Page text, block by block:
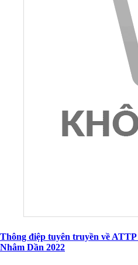
Thông điệp tuyên truyền về
Nhâm Dần 2022